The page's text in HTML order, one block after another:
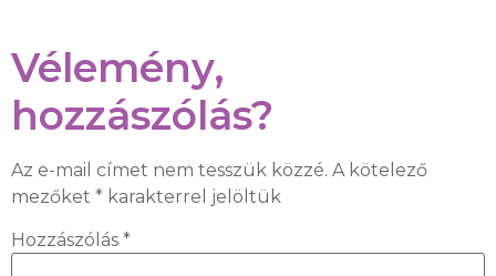
Vélemény,
hozzászólás?
Az e-mail címet nem tesszük közzé. A kötelező
mezőket * karakterrel jelöltük
Hozzászólás *